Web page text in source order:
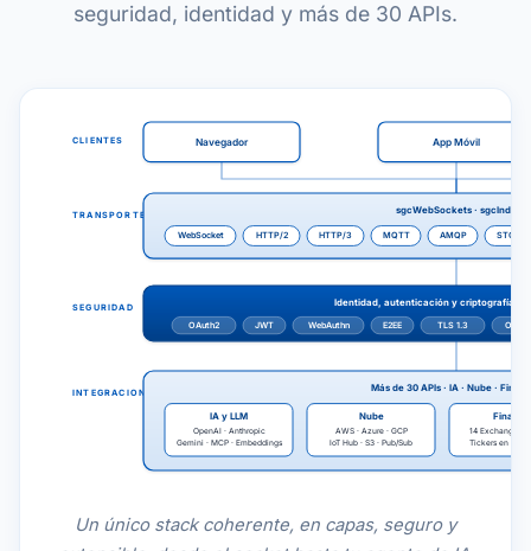
seguridad, identidad y más de 30 APIs.
CLIENTES Navegador App Móvil
TRANSPORTES sgcWebSockets · sgcIndy
WebSocket HTTP/2 HTTP/3 MQTT AMQP STOMP
SEGURIDAD Identidad, autenticación y criptografía
OAuth2 JWT WebAuthn E2EE TLS 1.3
INTEGRACIONES Más de 30 APIs · IA · Nube ·
IA y LLM
OpenAI · Anthropic
Gemini · MCP · Embeddings
Nube
AWS · Azure · GCP
IoT Hub · S3 · Pub/Sub
14 Exchanges
Tickers en
Un único stack coherente, en capas, seguro y